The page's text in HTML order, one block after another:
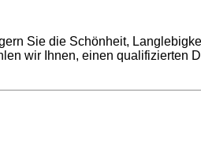
Sie die Schönheit,
wir Ihnen, einen qualifizierten